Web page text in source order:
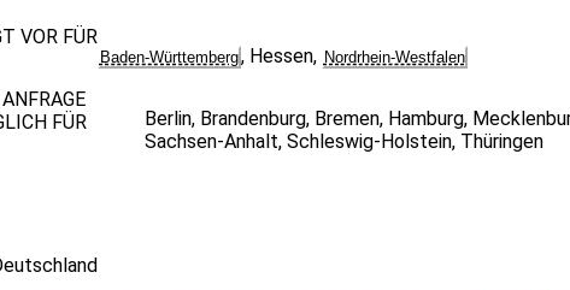
VOR FÜR
Baden-Württemberg, Hessen, Nordrhein-Westfalen
FÜR
Berlin, Brandenburg, Bremen, Hamburg,
Sachsen-Anhalt, Schleswig-Holstein, Thüringen